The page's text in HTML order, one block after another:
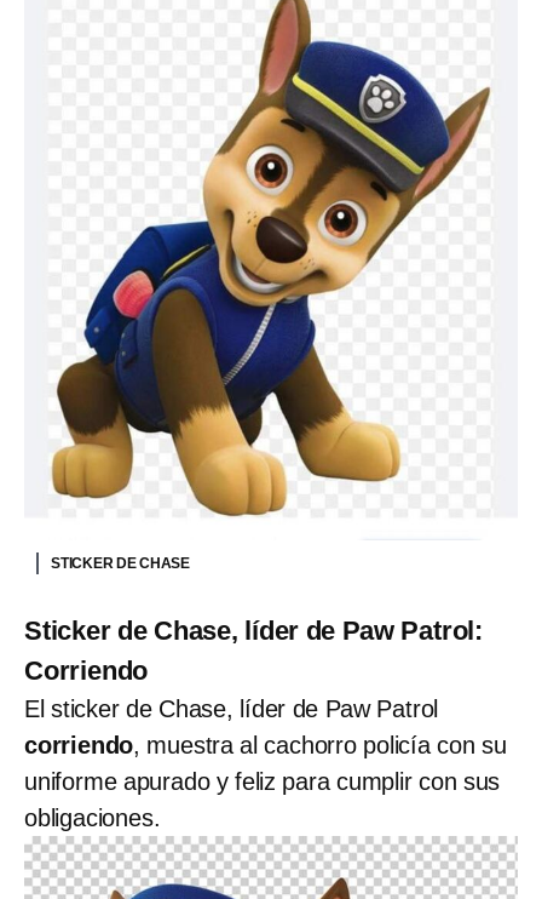
STICKER DE CHASE
Sticker de Chase, líder de Paw Patrol:
Corriendo
El sticker de Chase, líder de Paw Patrol
corriendo, muestra al cachorro policía con su
uniforme apurado y feliz para cumplir con sus
obligaciones.